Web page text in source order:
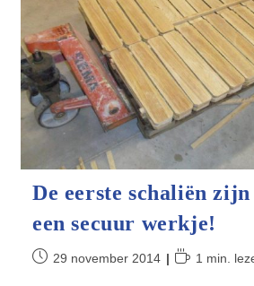
De eerste schaliën zijn
een secuur werkje!
Bericht29 november 2014 Leestijd:
1 min.